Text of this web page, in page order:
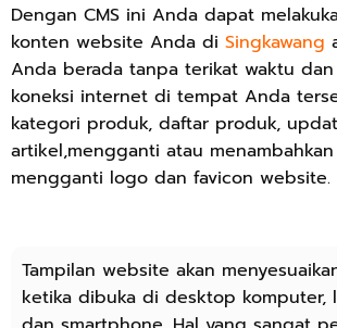
Dengan CMS ini Anda dapat
konten website Anda di Singkawang
Anda berada tanpa terikat waktu
koneksi internet di tempat Anda
kategori produk, daftar produk,
artikel,mengganti atau
mengganti logo dan favicon website.
Tampilan website akan
ketika dibuka di desktop komputer,